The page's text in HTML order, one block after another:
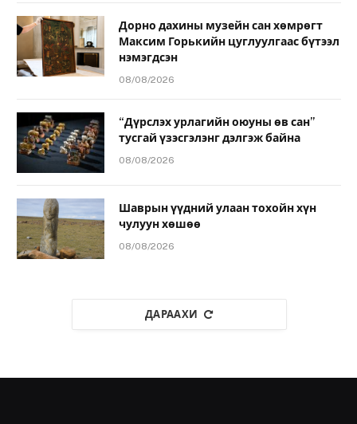
Дорно дахины музейн сан хөмрөгт
Максим Горькийн цуглуулгаас бүтээл
нэмэгдсэн
08/08/2026
“Дүрслэх урлагийн оюуны өв сан”
тусгай үзэсгэлэнг дэлгэж байна
08/08/2026
Шаврын үүдний улаан тохойн хүн
чулуун хөшөө
08/08/2026
ДАРААХИ